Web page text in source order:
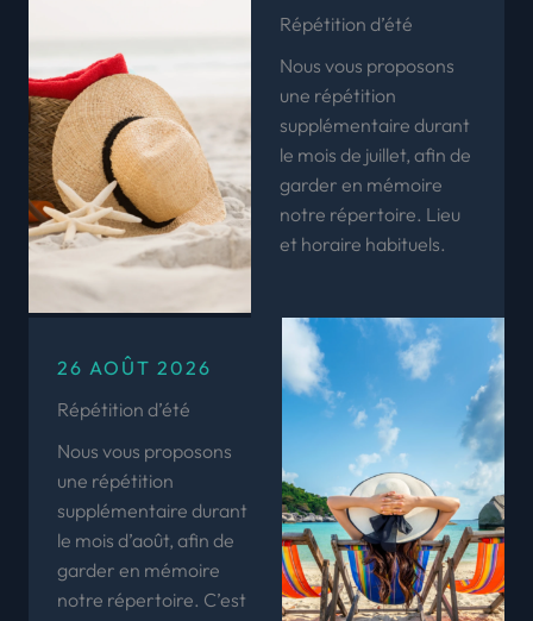
Répétition d’été
Nous vous proposons
une répétition
supplémentaire durant
le mois de juillet, afin de
garder en mémoire
notre répertoire. Lieu
et horaire habituels.
26 AOÛT 2026
Répétition d’été
Nous vous proposons
une répétition
supplémentaire durant
le mois d’août, afin de
garder en mémoire
notre répertoire. C’est